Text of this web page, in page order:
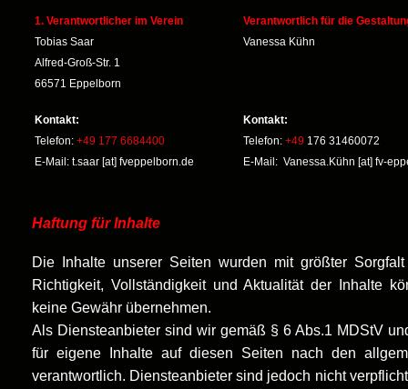
1. Verantwortlicher im Verein
Tobias Saar
Alfred-Groß-Str. 1
66571 Eppelborn
Kontakt:
Telefon: +49 177 6684400
E-Mail: t.saar [at] fveppelborn.de
Verantwortlich für die
Vanessa Kühn
Kontakt:
Telefon: +49 176 31460072
E-Mail: Vanessa.Kühn [at] fv-
Haftung für Inhalte
Die Inhalte unserer Seiten wurden mit größter
Richtigkeit, Vollständigkeit und Aktualität der Inhalte
keine Gewähr übernehmen.
Als Diensteanbieter sind wir gemäß § 6 Abs.1 MDStV
für eigene Inhalte auf diesen Seiten nach den
verantwortlich. Diensteanbieter sind jedoch nicht